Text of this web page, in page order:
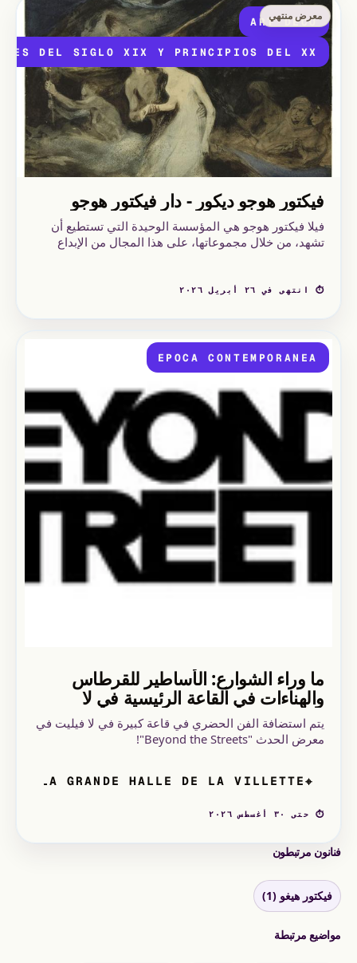
معرض منتهي
ART DECO
DEL SIGLO XIX Y PRINCIPIOS DEL XX
فيكتور هوجو ديكور - دار فيكتور هوجو
فيلا فيكتور هوجو هي المؤسسة الوحيدة التي تستطيع أن
تشهد، من خلال مجموعاتها، على هذا المجال من الإبداع
⏱ انتهى في ٢٦ أبريل ٢٠٢٦
EPOCA CONTEMPORANEA
ما وراء الشوارع: الأساطير للقرطاس
والهناءات في القاعة الرئيسية في لا
فيلييت
يتم استضافة الفن الحضري في قاعة كبيرة في لا فيليت في
معرض الحدث "Beyond the Streets"!
⌖
LA GRANDE HALLE DE LA VILLETTE
⏱ حتى ٣٠ أغسطس ٢٠٢٦
فنانون مرتبطون
فيكتور هيغو (1)
مواضيع مرتبطة